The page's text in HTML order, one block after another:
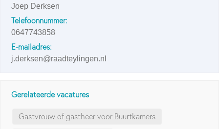
Joep Derksen
Telefoonnummer:
0647743858
E-mailadres:
j.derksen@raadteylingen.nl
Gerelateerde vacatures
Gastvrouw of gastheer voor Buurtkamers